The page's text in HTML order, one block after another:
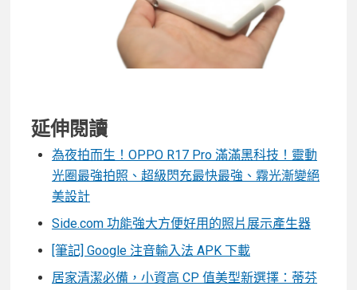
延伸閱讀
為夜拍而生！OPPO R17 Pro 滿滿黑科技！靈動
光圈最強拍照、超級閃充最快最強、霧光漸變絕
美設計
Side.com 功能強大方便好用的照片展示產生器
[筆記] Google 注音輸入法 APK 下載
居家清潔必備，小資高 CP 值美型新選擇：蒂芬